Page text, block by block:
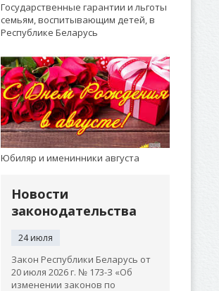
Государственные гарантии и льготы
семьям, воспитывающим детей, в
Республике Беларусь
Юбиляр и именинники августа
Новости
законодательства
24 июля
Закон Республики Беларусь от
20 июля 2026 г. № 173-З «Об
изменении законов по